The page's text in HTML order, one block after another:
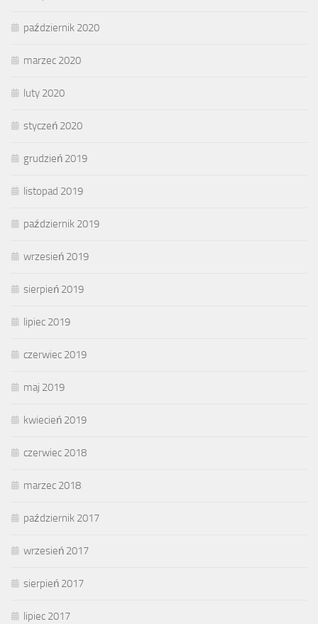
październik 2020
marzec 2020
luty 2020
styczeń 2020
grudzień 2019
listopad 2019
październik 2019
wrzesień 2019
sierpień 2019
lipiec 2019
czerwiec 2019
maj 2019
kwiecień 2019
czerwiec 2018
marzec 2018
październik 2017
wrzesień 2017
sierpień 2017
lipiec 2017